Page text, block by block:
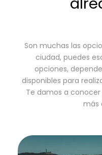
Son muchas las
ciudad, puedes
opciones,
disponibles para
Te damos a
más